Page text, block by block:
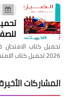
للصف
2026 تحميل كتاب الامتحان في الفيزياء للصف الثالث الثانوي 2…
المشاركات